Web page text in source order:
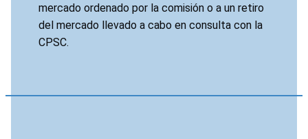
mercado ordenado por la comisión o a un retiro
del mercado llevado a cabo en consulta con la
CPSC.